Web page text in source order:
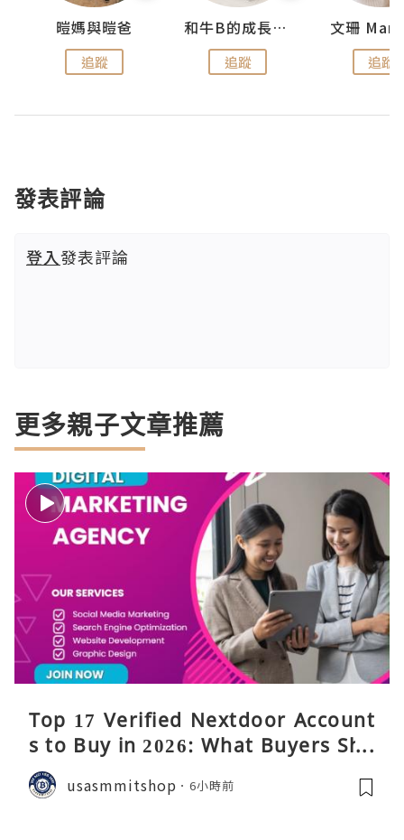
暟媽與暟爸
追蹤
和牛B的成長日記
追蹤
文珊
追蹤
發表評論
登入發表評論
更多親子文章推薦
Top 17 Verified Nextdoor Account
s to Buy in 2026: What Buyers Sho
uld Know
usasmmitshop 6小時前